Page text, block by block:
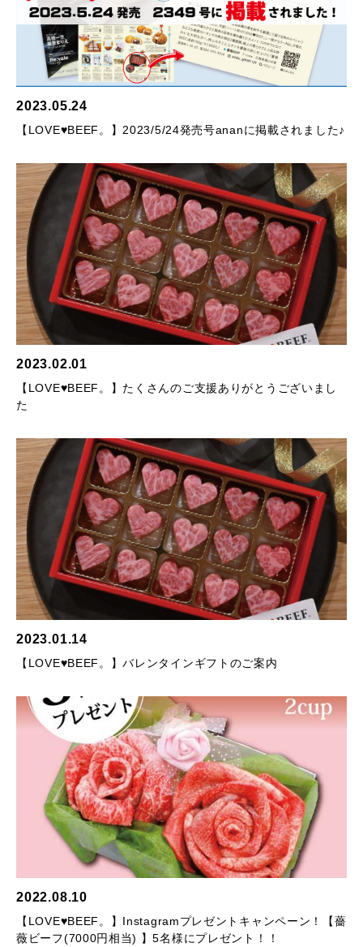
2023.05.24
【LOVE♥BEEF。】2023/5/24発売号ananに掲載されました♪
2023.02.01
【LOVE♥BEEF。】たくさんのご支援ありがとうございまし
た
2023.01.14
【LOVE♥BEEF。】バレンタインギフトのご案内
2022.08.10
【LOVE♥BEEF。】Instagramプレゼントキャンペーン！【薔
薇ビーフ(7000円相当) 】5名様にプレゼント！！